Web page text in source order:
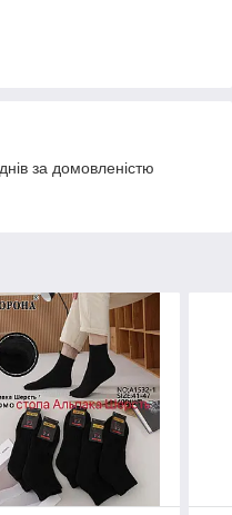
за домовленістю